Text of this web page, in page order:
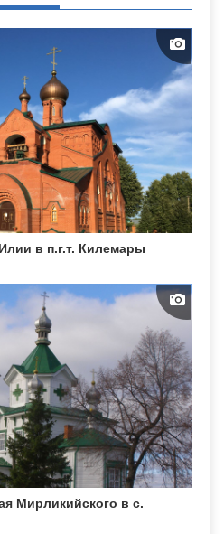
в п.г.т. Килемары
Мирликийского в с.